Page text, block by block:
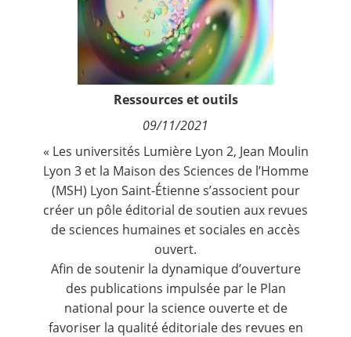
Ressources et outils
09/11/2021
« Les universités Lumière Lyon 2, Jean Moulin
Lyon 3 et la Maison des Sciences de l’Homme
(MSH) Lyon Saint-Étienne s’associent pour
créer un pôle éditorial de soutien aux revues
de sciences humaines et sociales en accès
ouvert.
Afin de soutenir la dynamique d’ouverture
des publications impulsée par le Plan
national pour la science ouverte et de
favoriser la qualité éditoriale des revues en